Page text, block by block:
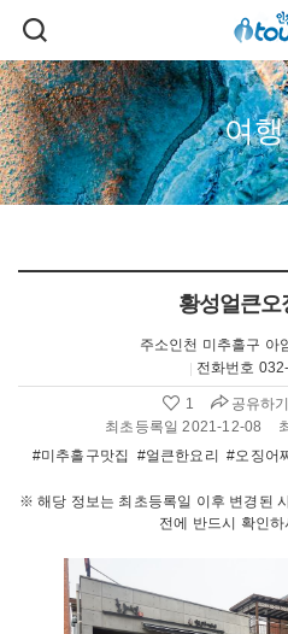
검
색
열
기
여
황성얼큰오
주소인천 미추홀구 아
전화번호
좋
아
요
수
1 공유하기
최초등록일 2021-12-08
#미추홀구맛집 #얼큰한요리 #오징어
※ 해당 정보는 최초등록일 이후 변경된
전에 반드시 확인하